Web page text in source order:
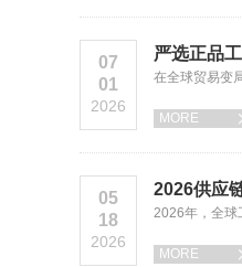
07
01
2026
严选正品
在全球贸易变
MORE
05
18
2026
2026供应
2026年，全球
MORE